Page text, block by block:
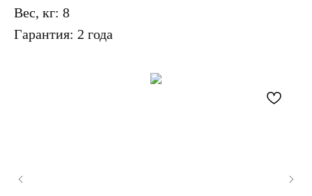
Вес, кг: 8
Гарантия: 2 года